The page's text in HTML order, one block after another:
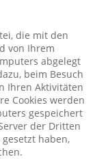
die mit den
von Ihrem
abgelegt
beim Besuch
Ihren Aktivitäten
Cookies werden
gespeichert
der Dritten
haben,